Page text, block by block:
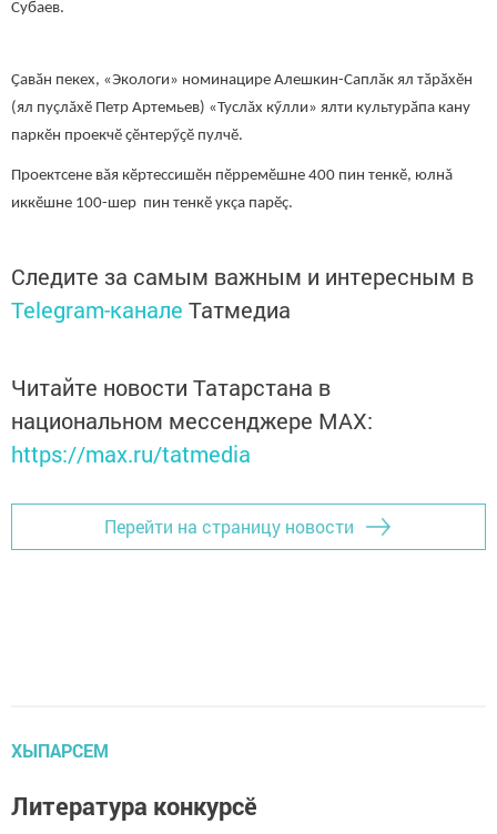
Субаев.
Ҫавӑн пекех, «Экологи» номинацире Алешкин-Саплӑк ял тӑрӑхӗн
(ял пуçлăхӗ Петр Артемьев) «Туслăх кӳлли» ялти культурӑпа кану
паркӗн проекчӗ ҫӗнтерӳҫӗ пулчӗ.
Проектсене вăя кӗртессишӗн пӗрремӗшне 400 пин тенкӗ, юлнă
иккӗшне 100-шер пин тенкӗ укçа парӗç.
Следите за самым важным и интересным в
Telegram-канале Татмедиа
Читайте новости Татарстана в
национальном мессенджере MАХ:
https://max.ru/tatmedia
Перейти на страницу новости
ХЫПАРСЕМ
Литература конкурсӗ